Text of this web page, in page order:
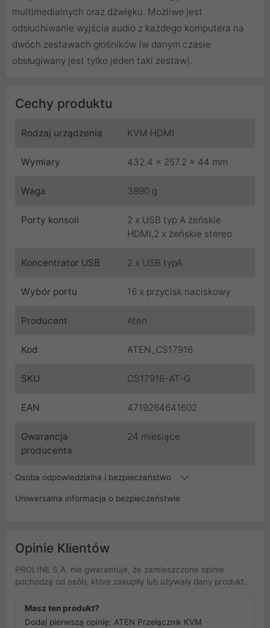
multimedialnych oraz dźwięku. Możliwe jest
odsłuchiwanie wyjścia audio z każdego komputera na
dwóch zestawach głośników (w danym czasie
obsługiwany jest tylko jeden taki zestaw).
Cechy produktu
Rodzaj urządzenia KVM HDMI
Wymiary 432.4 x 257.2 x 44 mm
Waga 3890 g
Porty konsoli
2 x USB typ A żeńskie
HDMI,2 x żeńskie stereo
Koncentrator USB 2 x USB typA
Wybór portu 16 x przycisk naciskowy
Producent Aten
Kod ATEN_CS17916
SKU CS17916-AT-G
EAN 4719264641602
Gwarancja
producenta
24 miesiące
Osoba odpowiedzialna i bezpieczeństwo
Uniwersalna informacja o bezpieczeństwie
Opinie Klientów
PROLINE S.A. nie gwarantuje, że zamieszczone opinie
pochodzą od osób, które zakupiły lub używały dany produkt.
Masz ten produkt?
Dodaj pierwszą opinię: ATEN Przełącznik KVM